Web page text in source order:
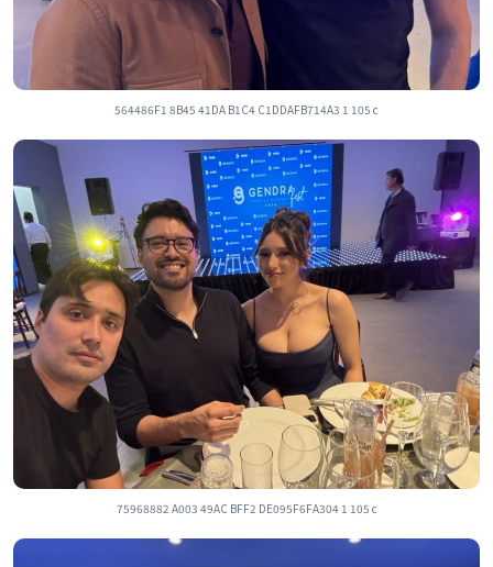
564486F1 8B45 41DA B1C4 C1DDAFB714A3 1 105 c
75968882 A003 49AC BFF2 DE095F6FA304 1 105 c